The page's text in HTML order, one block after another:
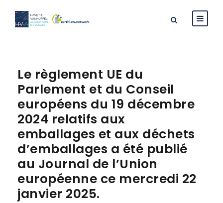
Le règlement UE du
Parlement et du Conseil
européens du 19 décembre
2024 relatifs aux
emballages et aux déchets
d’emballages a été publié
au Journal de l’Union
européenne ce mercredi 22
janvier 2025.